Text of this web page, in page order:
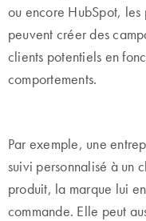
ou encore HubSpot, les
peuvent créer des
clients potentiels en
comportements.
Par exemple, une
suivi personnalisé à un
produit, la marque lui
commande. Elle peut